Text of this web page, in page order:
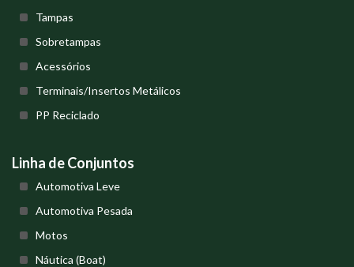
Tampas
Sobretampas
Acessórios
Terminais/Insertos Metálicos
PP Reciclado
Linha de Conjuntos
Automotiva Leve
Automotiva Pesada
Motos
Náutica (Boat)